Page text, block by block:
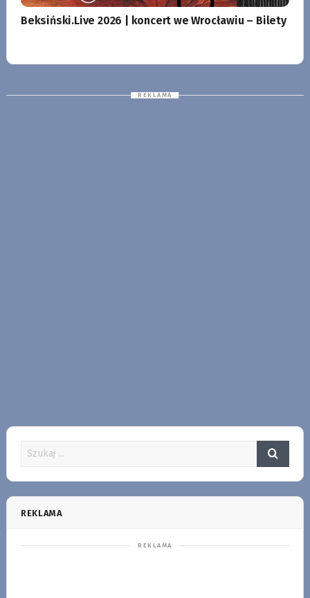
Beksiński.Live 2026 | koncert we Wrocławiu – Bilety
REKLAMA